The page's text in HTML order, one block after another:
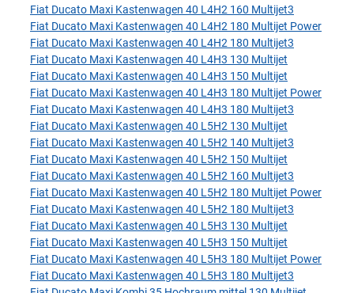
Fiat Ducato Maxi Kastenwagen 40 L4H2 160 Multijet3
Fiat Ducato Maxi Kastenwagen 40 L4H2 180 Multijet Power
Fiat Ducato Maxi Kastenwagen 40 L4H2 180 Multijet3
Fiat Ducato Maxi Kastenwagen 40 L4H3 130 Multijet
Fiat Ducato Maxi Kastenwagen 40 L4H3 150 Multijet
Fiat Ducato Maxi Kastenwagen 40 L4H3 180 Multijet Power
Fiat Ducato Maxi Kastenwagen 40 L4H3 180 Multijet3
Fiat Ducato Maxi Kastenwagen 40 L5H2 130 Multijet
Fiat Ducato Maxi Kastenwagen 40 L5H2 140 Multijet3
Fiat Ducato Maxi Kastenwagen 40 L5H2 150 Multijet
Fiat Ducato Maxi Kastenwagen 40 L5H2 160 Multijet3
Fiat Ducato Maxi Kastenwagen 40 L5H2 180 Multijet Power
Fiat Ducato Maxi Kastenwagen 40 L5H2 180 Multijet3
Fiat Ducato Maxi Kastenwagen 40 L5H3 130 Multijet
Fiat Ducato Maxi Kastenwagen 40 L5H3 150 Multijet
Fiat Ducato Maxi Kastenwagen 40 L5H3 180 Multijet Power
Fiat Ducato Maxi Kastenwagen 40 L5H3 180 Multijet3